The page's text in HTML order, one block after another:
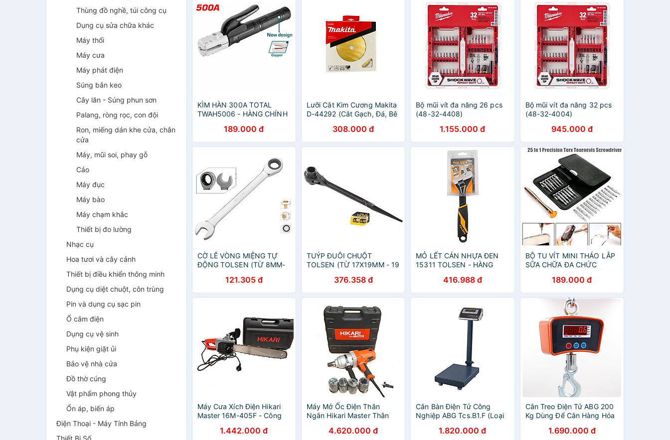
Thùng đồ nghề, túi công cụ
Dụng cụ sửa chữa khác
Máy thổi
Máy cưa
Máy phát điện
Súng bắn keo
Cây lăn - Súng phun sơn
Palang, ròng rọc, con đội
Ron, miếng dán khe cửa, chân
cửa
Máy, mũi soi, phay gỗ
Cảo
Máy đục
Máy bào
Máy chạm khắc
Thiết bị đo lường
Nhạc cụ
Hoa tươi và cây cảnh
Thiết bị điều khiển thông minh
Dụng cụ diệt chuột, côn trùng
Pin và dụng cụ sạc pin
Ổ cắm điện
Dụng cụ vệ sinh
Phụ kiện giặt ủi
Bảo vệ nhà cửa
Đồ thờ cúng
Vật phẩm phong thủy
Ổn áp, biến áp
Điện Thoại - Máy Tính Bảng
Thiết Bị Số
KÌM HÀN 300A TOTAL
TWAH5006 - HÀNG CHÍNH
189.000 đ
Lưỡi Cắt Kim Cương Makita
D-44292 (Cắt Gạch, Đá, Bê
308.000 đ
Bộ mũi vít đa năng 26 pcs
(48-32-4408)
1.155.000 đ
Bộ mũi vít đa năng 32 pcs
(48-32-4004)
945.000 đ
CỜ LÊ VÒNG MIỆNG TỰ
ĐỘNG TOLSEN (TỪ 8MM-
121.305 đ
TUÝP ĐUÔI CHUỘT
TOLSEN (TỪ 17X19MM - 19
376.358 đ
MỎ LẾT CÁN NHỰA ĐEN
15311 TOLSEN - HÀNG
416.988 đ
BỘ TU VÍT MINI THÁO LẮP
SỮA CHỮA ĐA CHỨC
189.000 đ
Máy Cưa Xích Điện Hikari
Master 16M-405F - Công
Chống Quá Tải, Ứng Dụng
1.442.000 đ
Máy Mở Ốc Điện Thân
Ngắn Hikari Master Thân
Đồng, Máy Mở Bulong Phù
4.620.000 đ
Cân Bàn Điện Tử Công
Nghiệp ABG Tcs.B1.F (Loại
, Khung Thép Không Rỉ, Đầu
1.820.000 đ
Cân Treo Điện Tử ABG 200
Kg Dùng Để Cân Hàng Hóa
Nghiệp Và Đời Sống- Hàng
1.690.000 đ